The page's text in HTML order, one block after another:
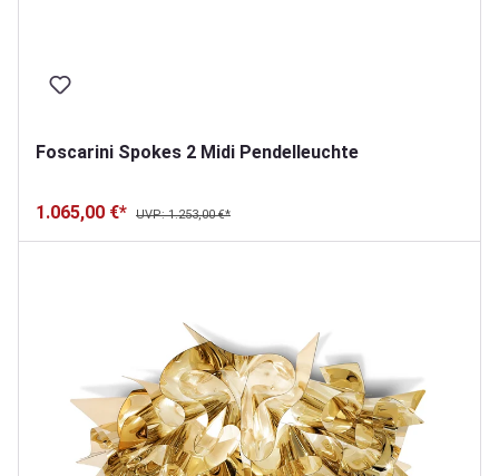
Foscarini Spokes 2 Midi Pendelleuchte
1.065,00 €* UVP: 1.253,00 €*